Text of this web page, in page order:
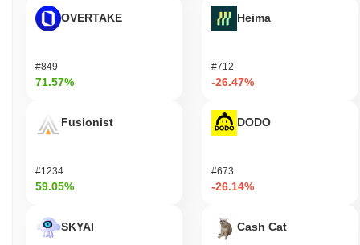
OVERTAKE
#849
71.57%
Fusionist
#1234
59.05%
SKYAI
Heima
#712
-26.47%
DODO
#673
-26.14%
Cash Cat